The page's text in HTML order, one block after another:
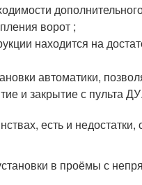
ворот ;
находится на
автоматики,
и закрытие с пульта ДУ.
есть и недостатки,
в проёмы с